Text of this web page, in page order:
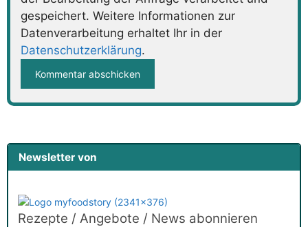
gespeichert. Weitere Informationen zur
Datenverarbeitung erhaltet Ihr in der
Datenschutzerklärung.
Newsletter von
Rezepte / Angebote / News abonnieren